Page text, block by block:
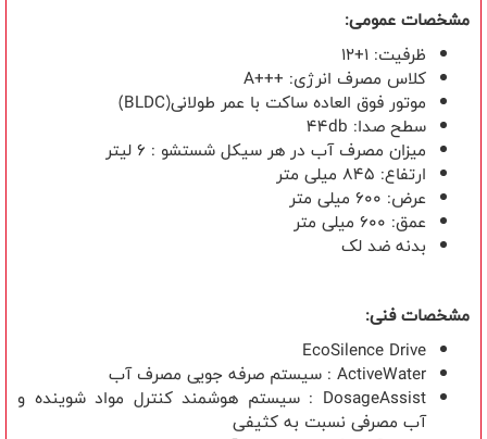
مشخصات عمومی:
ظرفیت: 1+12
کلاس مصرف انرژی: A+++
موتور فوق العاده ساکت با عمر طولانی(BLDC)
سطح صدا: 44db
میزان مصرف آب در هر سیکل شستشو : 6 لیتر
ارتفاع: 845 میلی متر
عرض: 600 میلی متر
عمق: 600 میلی متر
بدنه ضد لک
مشخصات فنی:
EcoSilence Drive
ActiveWater : سیستم صرفه جویی مصرف آب
DosageAssist : سیستم هوشمند کنترل مواد شوینده و
آب مصرفی نسبت به کثیفی